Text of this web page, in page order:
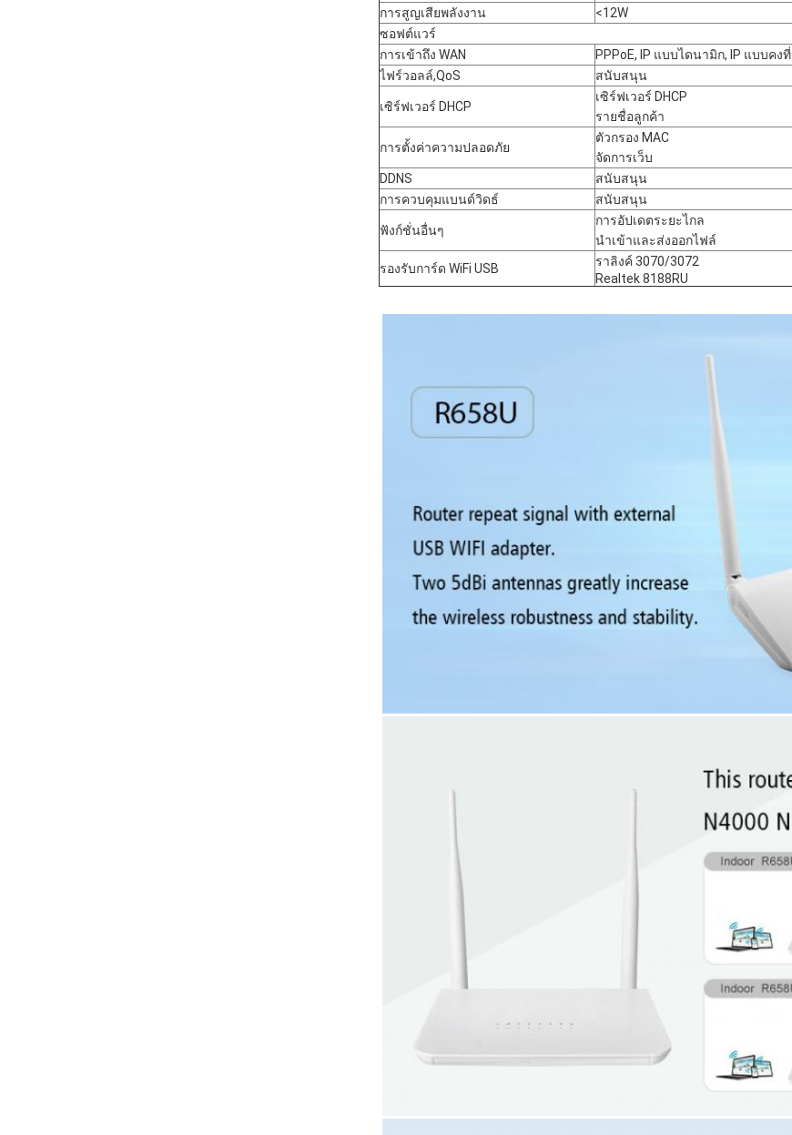
การสูญเสียพลังงาน
<12W
ซอฟต์แวร์
การเข้าถึง WAN
PPPoE, IP แบบไดนามิก, IP แบบคงที่
ไฟร์วอลล์,QoS
สนับสนุน
เซิร์ฟเวอร์ DHCP
เซิร์ฟเวอร์ DHCP
รายชื่อลูกค้า
การตั้งค่าความปลอดภัย
ตัวกรอง MAC
จัดการเว็บ
DDNS
สนับสนุน
การควบคุมแบนด์วิดธ์
สนับสนุน
ฟังก์ชั่นอื่นๆ
การอัปเดตระยะไกล
นำเข้าและส่งออกไฟล์
รองรับการ์ด WiFi USB
ราลิงค์ 3070/3072
Realtek 8188RU